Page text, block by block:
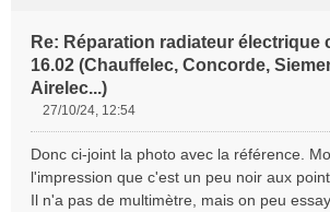
Re: Réparation radiateur électrique
16.02 (Chauffelec, Concorde,
Airelec...)
s
s
a
27/10/24, 12:54
Donc ci-joint la photo avec la référence.
l'impression que c'est un peu noir aux
Il n'a pas de multimètre, mais on peu